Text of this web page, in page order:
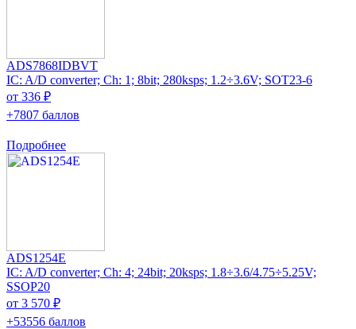
ADS7868IDBVT
IC: A/D converter; Ch: 1; 8bit; 280ksps; 1.2÷3.6V; SOT23-6
от 336 ₽
+7807 баллов
Подробнее
ADS1254E
IC: A/D converter; Ch: 4; 24bit; 20ksps; 1.8÷3.6/4.75÷5.25V;
SSOP20
от 3 570 ₽
+53556 баллов